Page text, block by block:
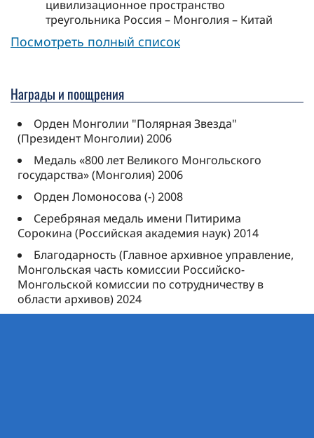
цивилизационное пространство
треугольника Россия – Монголия – Китай
Посмотреть полный список
Награды и поощрения
Орден Монголии "Полярная Звезда"
(Президент Монголии) 2006
Медаль «800 лет Великого Монгольского
государства» (Монголия) 2006
Орден Ломоносова (-) 2008
Серебряная медаль имени Питирима
Сорокина (Российская академия наук) 2014
Благодарность (Главное архивное управление,
Монгольская часть комиссии Российско-
Монгольской комиссии по сотрудничеству в
области архивов) 2024